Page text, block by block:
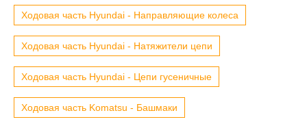
Ходовая часть Hyundai - Направляющие колеса
Ходовая часть Hyundai - Натяжители цепи
Ходовая часть Hyundai - Цепи гусеничные
Ходовая часть Komatsu - Башмаки